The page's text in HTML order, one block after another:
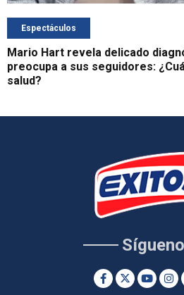
Espectáculos
Mario Hart revela delicado
preocupa a sus seguidores:
salud?